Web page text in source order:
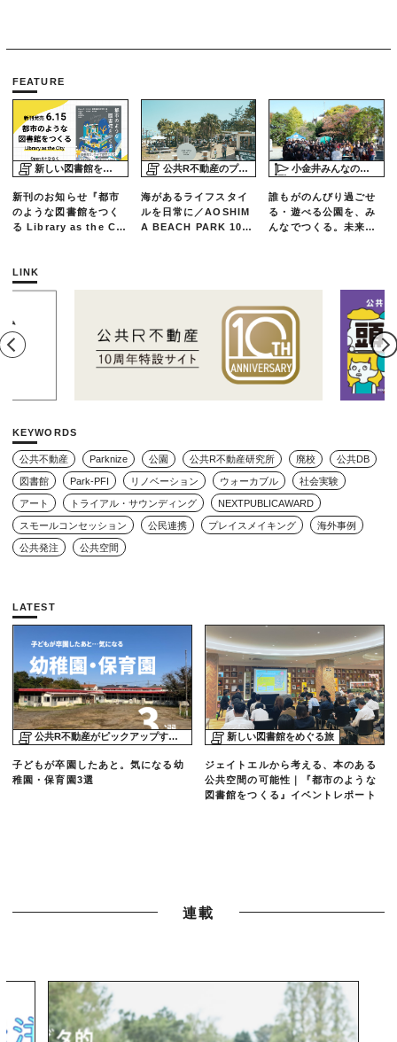
FEATURE
新しい図書館をめぐる旅
新刊のお知らせ『都市
のような図書館をつく
る Library as the Cit
公共R不動産のプロジェクトスタディ
海があるライフスタイ
ルを日常に／AOSHIM
A BEACH PARK 10年
小金井みんなの公園プロジェクト「play here」
誰もがのんびり過ごせ
る・遊べる公園を、み
んなでつくる。未来の
LINK
KEYWORDS
公共不動産 Parknize 公園 公共R不動産研究所 廃校 公共DB
図書館 Park-PFI リノベーション ウォーカブル 社会実験
アート トライアル・サウンディング NEXTPUBLICAWARD
スモールコンセッション 公民連携 プレイスメイキング 海外事例
公共発注 公共空間
LATEST
公共R不動産がピックアップする物件
子どもが卒園したあと。気になる幼
稚園・保育園3選
新しい図書館をめぐる旅
ジェイトエルから考える、本のある
公共空間の可能性｜『都市のような
図書館をつくる』イベントレポート
連載